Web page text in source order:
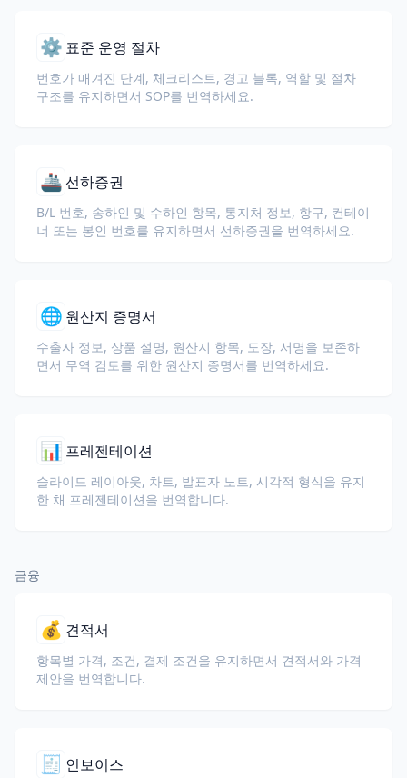
⚙️ 표준 운영 절차
번호가 매겨진 단계, 체크리스트, 경고 블록, 역할 및 절차
구조를 유지하면서 SOP를 번역하세요.
🚢 선하증권
B/L 번호, 송하인 및 수하인 항목, 통지처 정보, 항구, 컨테이
너 또는 봉인 번호를 유지하면서 선하증권을 번역하세요.
🌐 원산지 증명서
수출자 정보, 상품 설명, 원산지 항목, 도장, 서명을 보존하
면서 무역 검토를 위한 원산지 증명서를 번역하세요.
📊 프레젠테이션
슬라이드 레이아웃, 차트, 발표자 노트, 시각적 형식을 유지
한 채 프레젠테이션을 번역합니다.
금융
💰 견적서
항목별 가격, 조건, 결제 조건을 유지하면서 견적서와 가격
제안을 번역합니다.
🧾 인보이스